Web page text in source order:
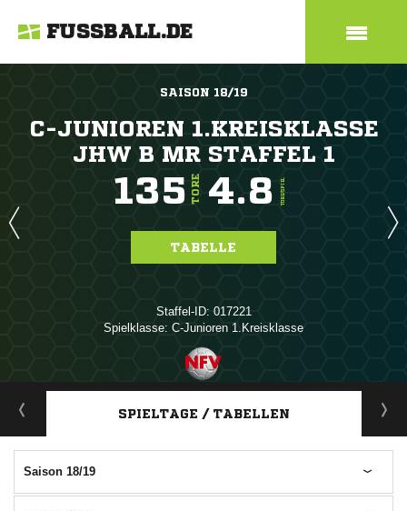
FUSSBALL.DE
SAISON 18/19
C-JUNIOREN 1.KREISKLASSE
JHW B MR STAFFEL 1
135 TORE 4.8 TORE/SPIEL
TABELLE
Staffel-ID: 017221
Spielklasse: C-Junioren 1.Kreisklasse
ANZEIGE
SPIELTAGE / TABELLEN
Saison 18/19